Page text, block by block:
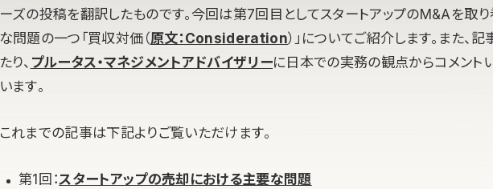
ーズの投稿を翻訳したものです。今回は第7回目としてスタートアップのM&Aを取り
な問題の一つ「買収対価（原文：Consideration）」についてご紹介します。また、
たり、 プルータス・マネジメントアドバイザリーに日本での実務の観点からコメント
います。
これまでの記事は下記よりご覧いただけます。
第1回：スタートアップの売却における主要な問題